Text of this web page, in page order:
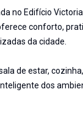
no Edifício
conforto,
da cidade.
de estar,
dos